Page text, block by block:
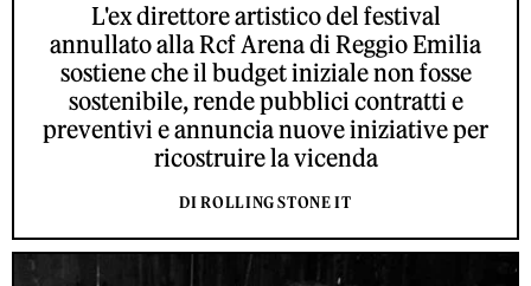
L'ex direttore artistico del festival
annullato alla Rcf Arena di Reggio Emilia
sostiene che il budget iniziale non fosse
sostenibile, rende pubblici contratti e
preventivi e annuncia nuove iniziative per
ricostruire la vicenda
DI ROLLING STONE IT